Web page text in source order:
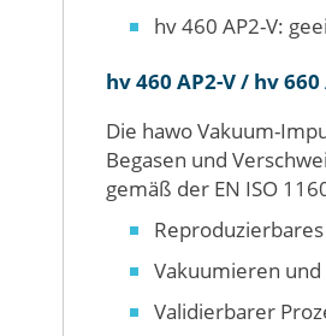
hv 460 AP2-V:
hv 460 AP2-V / hv 660
Die hawo Vakuum-
Begasen und
gemäß der EN ISO
Vakuumieren
Validierbarer